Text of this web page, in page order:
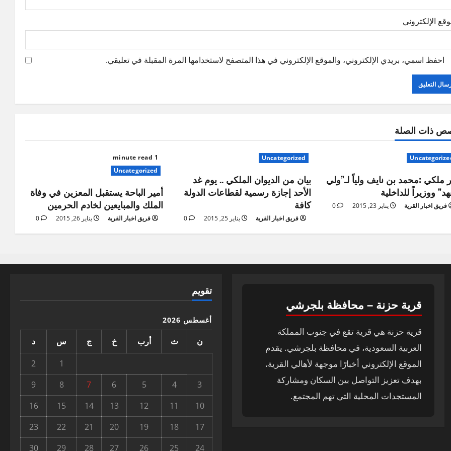
الإلكتروني
احفظ اسمي، بريدي الإلكتروني، والموقع الإلكتروني في هذا المتصفح لاستخدامها المرة المقبلة في تعليقي.
ذات الصلة
1 minute read
Uncategorized
أمير الباحة يستقبل المعزين في وفاة
الملك والمبايعين لخادم الحرمين
فريق اخبار القرية يناير 26, 2015 0
Uncategorized
بيان من الديوان الملكي .. يوم غد
الأحد إجازة رسمية لقطاعات الدولة
كافة
فريق اخبار القرية يناير 25, 2015 0
ملكي :محمد بن نايف ولياً لـ”ولي
ووزيراً للداخلية
فريق اخبار القرية يناير 23, 2015 0
تقويم
أغسطس 2026
ن ث أرب خ ج س
د
1
2
3
4
5
6
7
8
9
10
11
12
13
14
15
16
17
18
19
20
21
22
23
24
25
26
27
28
29
30
قرية حزنة – محافظة بلجرشي
قرية حزنة هي قرية تقع في جنوب المملكة
العربية السعودية، في محافظة بلجرشي. يقدم
الموقع الإلكتروني أخبارًا موجهة لأهالي القرية،
بهدف تعزيز التواصل بين السكان ومشاركة
المستجدات المحلية التي تهم المجتمع.